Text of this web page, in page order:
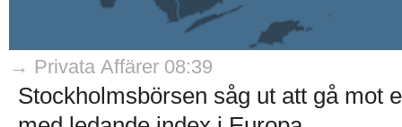
→ Privata Affärer 08:39
Stockholmsbörsen såg ut att gå mot